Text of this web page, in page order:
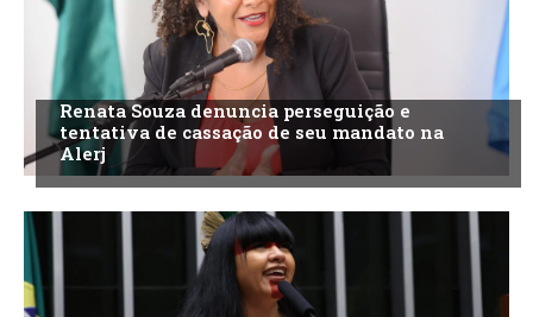
Renata Souza denuncia perseguição e
tentativa de cassação de seu mandato na
Alerj